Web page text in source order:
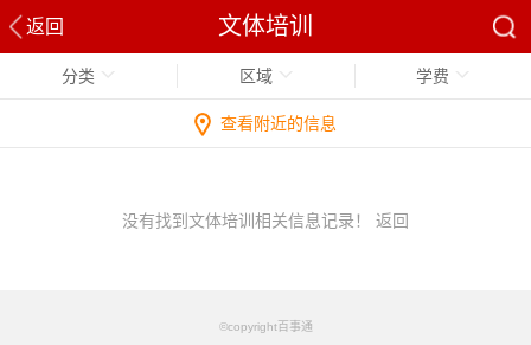
返回 文体培训
分类 区域 学费
查看附近的信息
没有找到文体培训相关信息记录！ 返回
©copyright百事通